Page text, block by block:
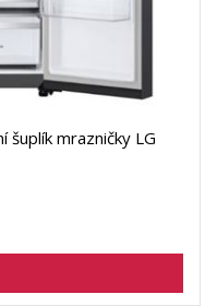
šuplík mrazničky LG